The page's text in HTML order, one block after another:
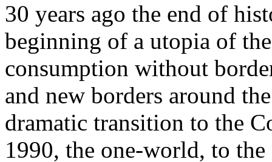
30 years ago the end of
beginning of a utopia of
consumption without
and new borders around
dramatic transition to the
1990, the one-world, to the